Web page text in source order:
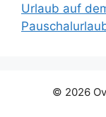
Urlaub auf
© 2026